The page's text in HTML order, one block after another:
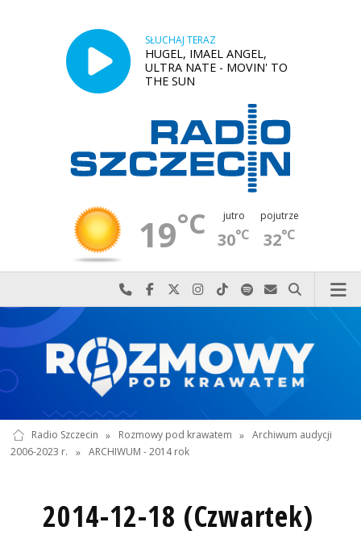
SŁUCHAJ TERAZ
HUGEL, IMAEL ANGEL,
ULTRA NATE - MOVIN' TO
THE SUN
19°C jutro
30°C
pojutrze
32°C
Najlepiej po prostu do nas zadzwoń
Odwiedź nas na Facebook-u
Odwiedź nas na X
Odwiedź nas na Instagram-ie
Odwiedź nas na TikTok-u
Szukaj nas na Spotify
Wyślij do nas
Szukaj
Radio Szczecin » Rozmowy pod krawatem » Archiwum audycji
2006-2023 r.
» ARCHIWUM - 2014 rok
2014-12-18 (Czwartek)